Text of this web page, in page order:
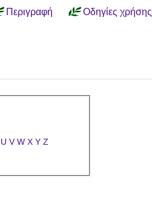
Περιγραφή Οδηγίες χρήσης
U V W X Y Z